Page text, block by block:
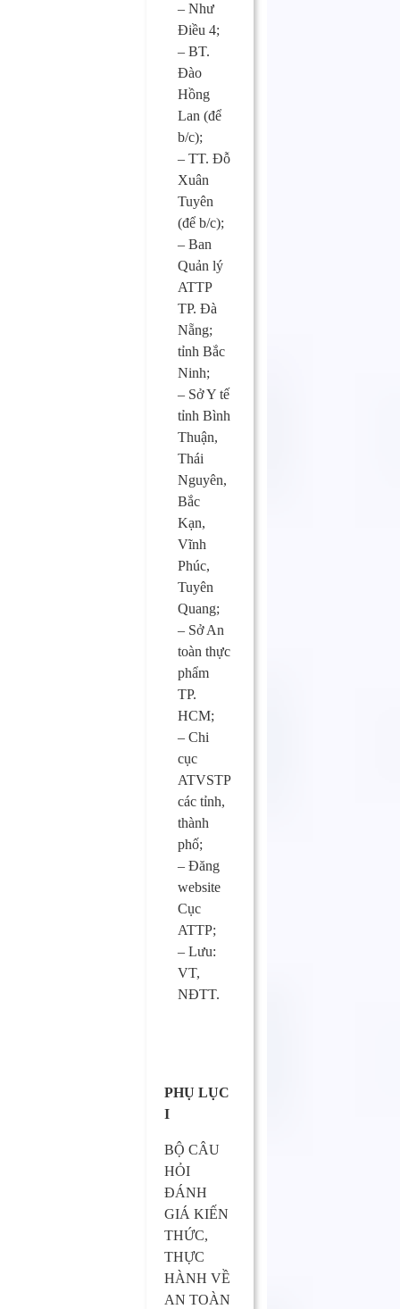
– Như
Điều 4;
– BT.
Đào
Hồng
Lan (để
b/c);
– TT. Đỗ
Xuân
Tuyên
(để b/c);
– Ban
Quản lý
ATTP
TP. Đà
Nẵng;
tỉnh Bắc
Ninh;
– Sở Y tế
tỉnh Bình
Thuận,
Thái
Nguyên,
Bắc
Kạn,
Vĩnh
Phúc,
Tuyên
Quang;
– Sở An
toàn thực
phẩm
TP.
HCM;
– Chi
cục
ATVSTP
các tỉnh,
thành
phố;
– Đăng
website
Cục
ATTP;
– Lưu:
VT,
NĐTT.
PHỤ LỤC
I
BỘ CÂU
HỎI
ĐÁNH
GIÁ KIẾN
THỨC,
THỰC
HÀNH VỀ
AN TOÀN